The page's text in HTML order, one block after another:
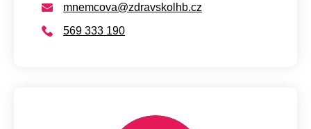
mnemcova@zdravskolhb.cz
569 333 190